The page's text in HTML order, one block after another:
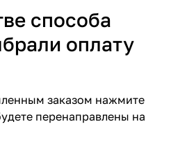
способа
оплату
заказом нажмите
перенаправлены на